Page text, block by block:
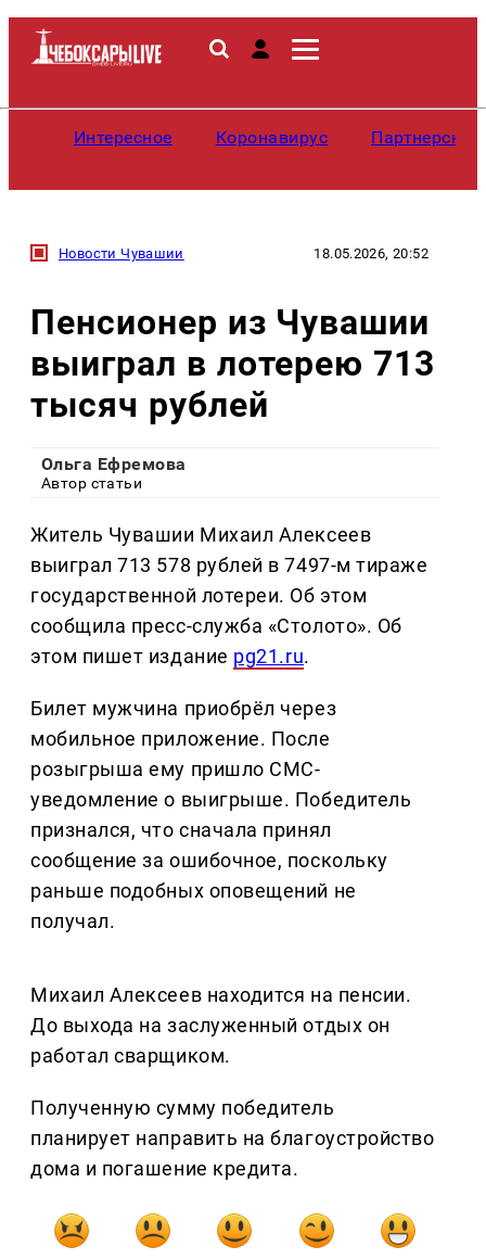
Интересное Коронавирус
Новости Чувашии 18.05.2026, 20:52
Пенсионер из Чувашии
выиграл в лотерею 713
тысяч рублей
Ольга Ефремова
Автор статьи
Житель Чувашии Михаил Алексеев
выиграл 713 578 рублей в 7497-м тираже
государственной лотереи. Об этом
сообщила пресс-служба «Столото». Об
этом пишет издание pg21.ru.
Билет мужчина приобрёл через
мобильное приложение. После
розыгрыша ему пришло СМС-
уведомление о выигрыше. Победитель
признался, что сначала принял
сообщение за ошибочное, поскольку
раньше подобных оповещений не
получал.
Михаил Алексеев находится на пенсии.
До выхода на заслуженный отдых он
работал сварщиком.
Полученную сумму победитель
планирует направить на благоустройство
дома и погашение кредита.